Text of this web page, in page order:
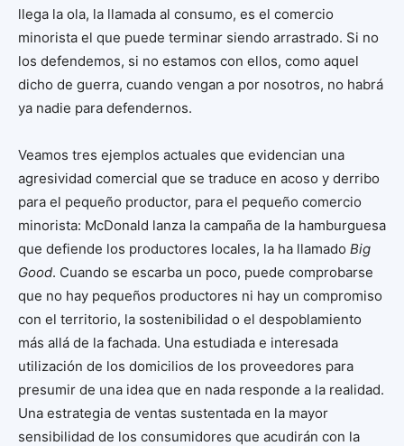
llega la ola, la llamada al consumo, es el comercio
minorista el que puede terminar siendo arrastrado. Si no
los defendemos, si no estamos con ellos, como aquel
dicho de guerra, cuando vengan a por nosotros, no habrá
ya nadie para defendernos.
Veamos tres ejemplos actuales que evidencian una
agresividad comercial que se traduce en acoso y derribo
para el pequeño productor, para el pequeño comercio
minorista: McDonald lanza la campaña de la hamburguesa
que defiende los productores locales, la ha llamado Big
Good. Cuando se escarba un poco, puede comprobarse
que no hay pequeños productores ni hay un compromiso
con el territorio, la sostenibilidad o el despoblamiento
más allá de la fachada. Una estudiada e interesada
utilización de los domicilios de los proveedores para
presumir de una idea que en nada responde a la realidad.
Una estrategia de ventas sustentada en la mayor
sensibilidad de los consumidores que acudirán con la